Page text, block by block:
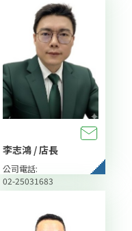
李志鴻 / 店長
公司電話:
02-25031683